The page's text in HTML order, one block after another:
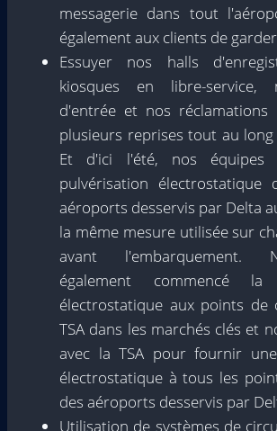
messagerie dans tout
également aux clients de
Essuyer nos halls
kiosques en libre-service,
d'entrée et nos réclamations
plusieurs reprises tout au
Et d'ici l'été, nos équipes
pulvérisation électrostatique
aéroports desservis par Delta
la même mesure utilisée sur
avant l'embarquement.
également commencé la
électrostatique aux points de
TSA dans les marchés clés et
avec la TSA pour fournir
électrostatique à tous les
des aéroports desservis par
Utilisation de systèmes de